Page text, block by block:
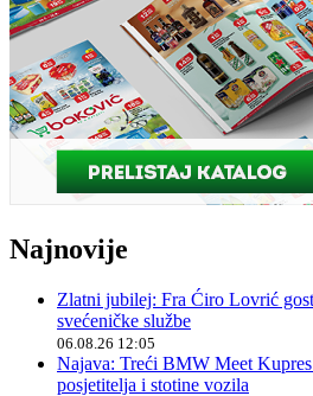
Najnovije
Zlatni jubilej: Fra Ćiro Lovrić
svećeničke službe
06.08.26 12:05
Najava: Treći BMW Meet
posjetitelja i stotine vozila